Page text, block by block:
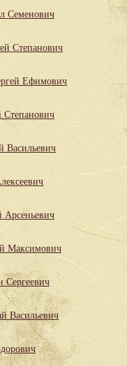
Семенович
Степанович
Ефимович
Степанович
Васильевич
Арсеньевич
Максимович
Сергеевич
Васильевич